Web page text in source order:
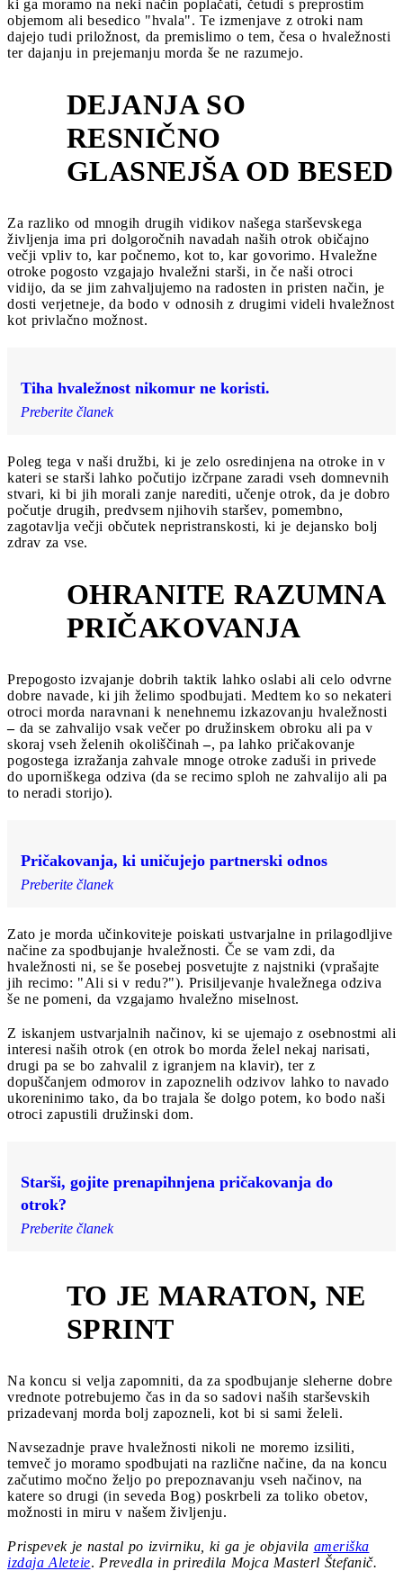
ki ga moramo na neki način poplačati, četudi s preprostim
objemom ali besedico "hvala". Te izmenjave z otroki nam
dajejo tudi priložnost, da premislimo o tem, česa o hvaležnosti
ter dajanju in prejemanju morda še ne razumejo.
DEJANJA SO
RESNIČNO
GLASNEJŠA OD BESED
Za razliko od mnogih drugih vidikov našega starševskega
življenja ima pri dolgoročnih navadah naših otrok običajno
večji vpliv to, kar počnemo, kot to, kar govorimo. Hvaležne
otroke pogosto vzgajajo hvaležni starši, in če naši otroci
vidijo, da se jim zahvaljujemo na radosten in pristen način, je
dosti verjetneje, da bodo v odnosih z drugimi videli hvaležnost
kot privlačno možnost.
Tiha hvaležnost nikomur ne koristi.
Preberite članek
Poleg tega v naši družbi, ki je zelo osredinjena na otroke in v
kateri se starši lahko počutijo izčrpane zaradi vseh domnevnih
stvari, ki bi jih morali zanje narediti, učenje otrok, da je dobro
počutje drugih, predvsem njihovih staršev, pomembno,
zagotavlja večji občutek nepristranskosti, ki je dejansko bolj
zdrav za vse.
OHRANITE RAZUMNA
PRIČAKOVANJA
Prepogosto izvajanje dobrih taktik lahko oslabi ali celo odvrne
dobre navade, ki jih želimo spodbujati. Medtem ko so nekateri
otroci morda naravnani k nenehnemu izkazovanju hvaležnosti
–da se zahvalijo vsak večer po družinskem obroku ali pa v
skoraj vseh želenih okoliščinah–, pa lahko pričakovanje
pogostega izražanja zahvale mnoge otroke zaduši in privede
do uporniškega odziva (da se recimo sploh ne zahvalijo ali pa
to neradi storijo).
Pričakovanja, ki uničujejo partnerski odnos
Preberite članek
Zato je morda učinkoviteje poiskati ustvarjalne in prilagodljive
načine za spodbujanje hvaležnosti. Če se vam zdi, da
hvaležnosti ni, se še posebej posvetujte z najstniki (vprašajte
jih recimo: "Ali si v redu?"). Prisiljevanje hvaležnega odziva
še ne pomeni, da vzgajamo hvaležno miselnost.
Z iskanjem ustvarjalnih načinov, ki se ujemajo z osebnostmi ali
interesi naših otrok (en otrok bo morda želel nekaj narisati,
drugi pa se bo zahvalil z igranjem na klavir), ter z
dopuščanjem odmorov in zapoznelih odzivov lahko to navado
ukoreninimo tako, da bo trajala še dolgo potem, ko bodo naši
otroci zapustili družinski dom.
Starši, gojite prenapihnjena pričakovanja do
otrok?
Preberite članek
TO JE MARATON, NE
SPRINT
Na koncu si velja zapomniti, da za spodbujanje sleherne dobre
vrednote potrebujemo čas in da so sadovi naših starševskih
prizadevanj morda bolj zapozneli, kot bi si sami želeli.
Navsezadnje prave hvaležnosti nikoli ne moremo izsiliti,
temveč jo moramo spodbujati na različne načine, da na koncu
začutimo močno željo po prepoznavanju vseh načinov, na
katere so drugi (in seveda Bog) poskrbeli za toliko obetov,
možnosti in miru v našem življenju.
Prispevek je nastal po izvirniku, ki ga je objavila ameriška
izdaja Aleteie. Prevedla in priredila Mojca Masterl Štefanič.